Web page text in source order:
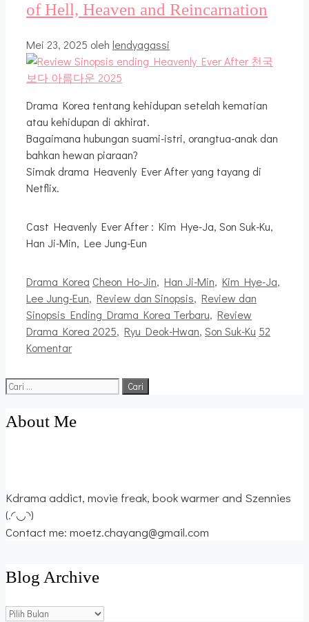
of Hell, Heaven and Reincarnation
Mei 23, 2025 oleh lendyagassi
Drama Korea tentang kehidupan setelah kematian
atau kehidupan di akhirat.
Bagaimana hubungan suami-istri, orangtua-anak dan
bahkan hewan piaraan?
Simak drama Heavenly Ever After yang tayang di
Netflix.
Cast Heavenly Ever After : Kim Hye-Ja, Son Suk-Ku,
Han Ji-Min, Lee Jung-Eun
Kategori
Drama Korea Tag
Cheon Ho-Jin, Han Ji-Min, Kim Hye-Ja,
Lee Jung-Eun, Review dan Sinopsis, Review dan
Sinopsis Ending Drama Korea Terbaru, Review
Drama Korea 2025, Ryu Deok-Hwan, Son Suk-Ku 52
Komentar
Cari
About Me
Kdrama addict, movie freak, book warmer and Szennies
(.◜◡◝)
Contact me: moetz.chayang@gmail.com
Blog Archive
Blog